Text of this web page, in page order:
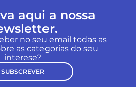
aqui a nossa
no seu email todas as
as categorias do seu
interese?
SUBSCREVER